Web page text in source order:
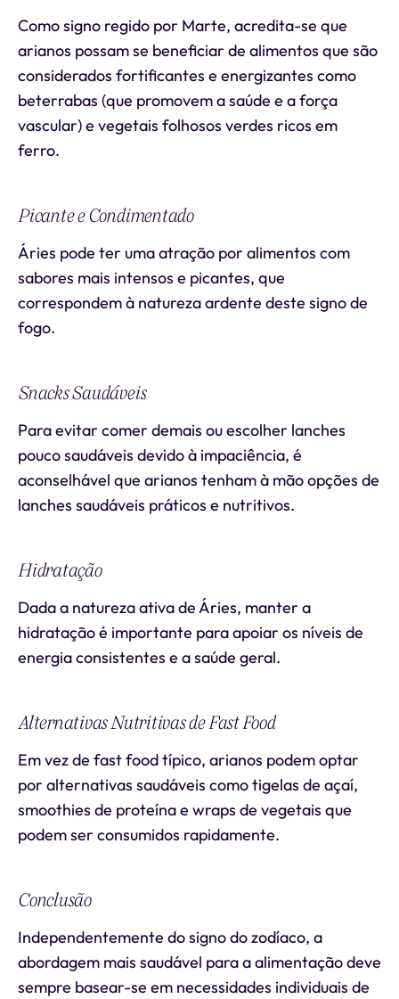
Como signo regido por Marte, acredita-se que
arianos possam se beneficiar de alimentos que são
considerados fortificantes e energizantes como
beterrabas (que promovem a saúde e a força
vascular) e vegetais folhosos verdes ricos em
ferro.
Picante e Condimentado
Áries pode ter uma atração por alimentos com
sabores mais intensos e picantes, que
correspondem à natureza ardente deste signo de
fogo.
Snacks Saudáveis
Para evitar comer demais ou escolher lanches
pouco saudáveis devido à impaciência, é
aconselhável que arianos tenham à mão opções de
lanches saudáveis práticos e nutritivos.
Hidratação
Dada a natureza ativa de Áries, manter a
hidratação é importante para apoiar os níveis de
energia consistentes e a saúde geral.
Alternativas Nutritivas de Fast Food
Em vez de fast food típico, arianos podem optar
por alternativas saudáveis como tigelas de açaí,
smoothies de proteína e wraps de vegetais que
podem ser consumidos rapidamente.
Conclusão
Independentemente do signo do zodíaco, a
abordagem mais saudável para a alimentação deve
sempre basear-se em necessidades individuais de